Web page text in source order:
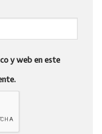
y web en este